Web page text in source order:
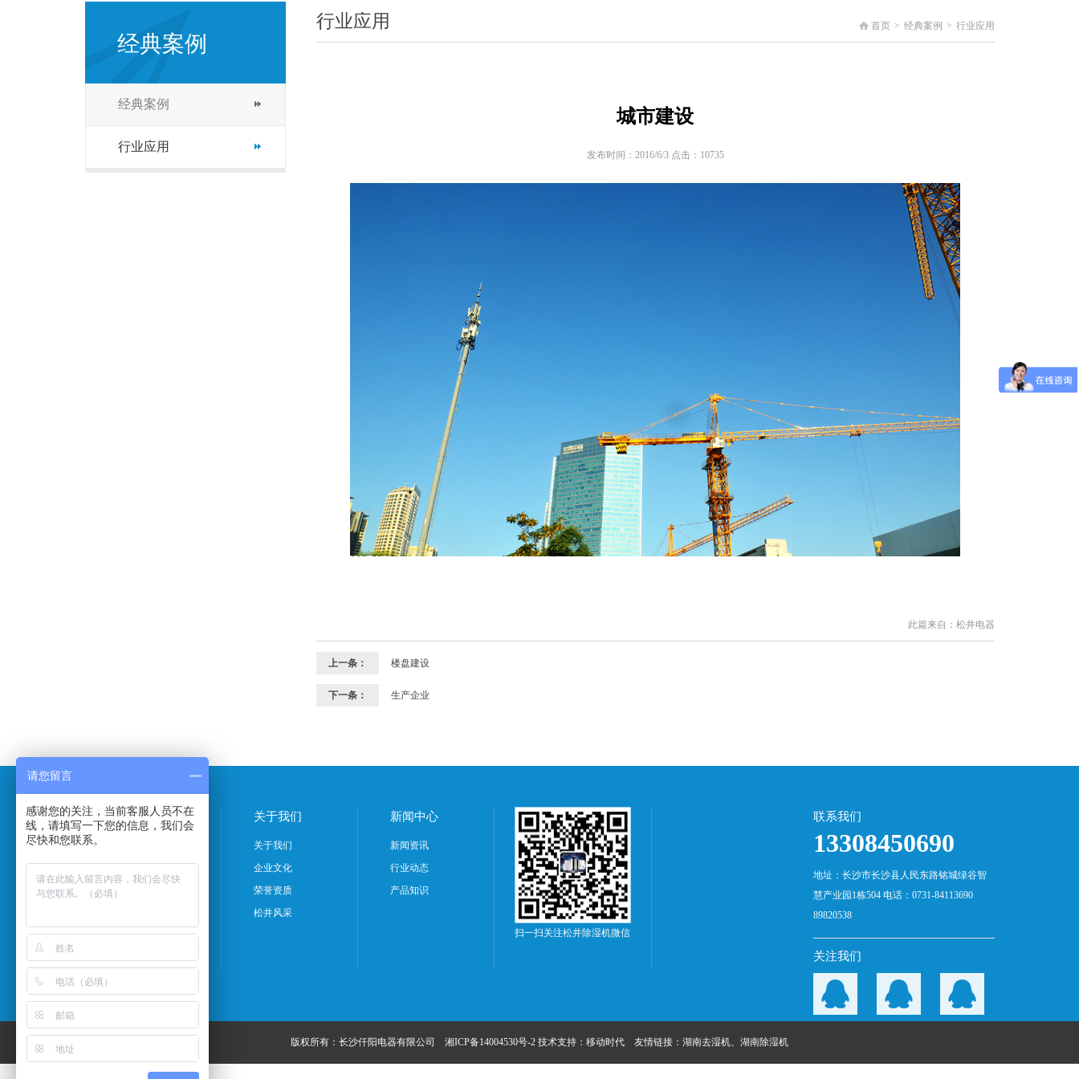
经典案例
经典案例
行业应用
首页 > 经典案例 > 行业应用
行业应用
城市建设
发布时间：2016/6/3 点击：10735
此篇来自：松井电器
上一条： 楼盘建设
下一条： 生产企业
产品中心
档案室产品系列
转轮除湿机系列
关于我们
关于我们
企业文化
荣誉资质
松井风采
新闻中心
新闻资讯
行业动态
产品知识
扫一扫关注松井除湿机微信
联系我们
13308450690
地址：长沙市长沙县人民东路铭城绿谷智
慧产业园1栋504 电话：0731-84113690
89820538
关注我们
版权所有：长沙仟阳电器有限公司 湘ICP备14004530号-2 技术支持： 移动时代 友情链接： 湖南去湿机、 湖南除湿机
请您留言
感谢您的关注，当前客服人员不在
线，请填写一下您的信息，我们会
尽快和您联系。